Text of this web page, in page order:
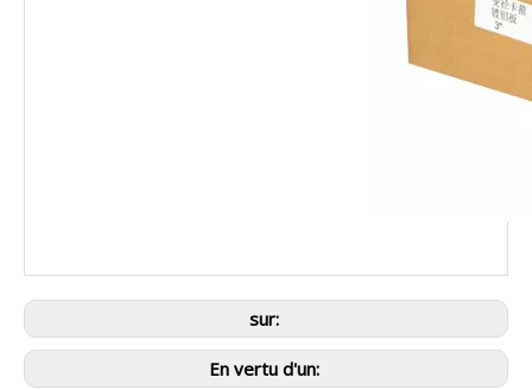
sur:
En vertu d'un: